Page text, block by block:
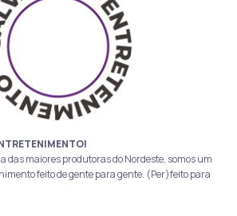
das maiores produtoras do Nordeste, somos um
feito de gente para gente. (Per)feito para